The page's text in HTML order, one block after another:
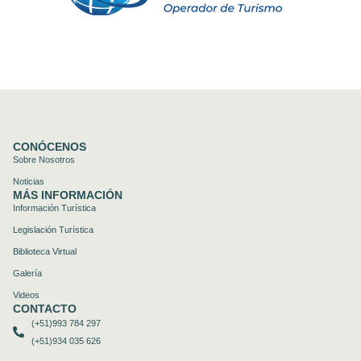
CONÓCENOS
Sobre Nosotros
Noticias
MÁS INFORMACIÓN
Información Turística
Legislación Turística
Biblioteca Virtual
Galería
Videos
CONTACTO
(+51)993 784 297
(+51)934 035 626